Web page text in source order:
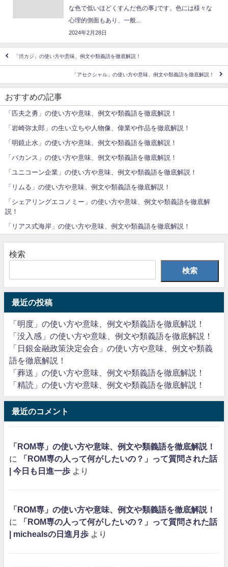
な色で低いほどくすんだ色の事｣です。色には様々な
心理的側面もあり、一般...
2024年2月28日
「渋カジ」の使い方や意味、例文や類義語を徹底解説！
「アセクシャル」の使い方や意味、例文や類義語を徹底解説！
おすすめの記事
「匹夫之勇」の使い方や意味、例文や類義語を徹底解説！
「岩崎弥太郎」の生い立ちや人物像、偉業や作品を徹底解説！
「明鏡止水」の使い方や意味、例文や類義語を徹底解説！
「バカンス」の使い方や意味、例文や類義語を徹底解説！
「ユニコーン企業」の使い方や意味、例文や類義語を徹底解説！
「リムる」の使い方や意味、例文や類義語を徹底解説！
「シェアリングエコノミー」の使い方や意味、例文や類義語を徹底解
説！
「リアス式海岸」の使い方や意味、例文や類義語を徹底解説！
検索
検索
最近の投稿
「明度」の使い方や意味、例文や類義語を徹底解説！
「没入感」の使い方や意味、例文や類義語を徹底解説！
「日銀金融政策決定会合」の使い方や意味、例文や類義
語を徹底解説！
「葬送」の使い方や意味、例文や類義語を徹底解説！
「精読」の使い方や意味、例文や類義語を徹底解説！
最近のコメント
「ROM専」の使い方や意味、例文や類義語を徹底解説！
に
「ROM専の人って何がしたいの？」って質問された話
| 今日も日進一歩 より
「ROM専」の使い方や意味、例文や類義語を徹底解説！
に
「ROM専の人って何がしたいの？」って質問された話
| michealsの日進月歩 より